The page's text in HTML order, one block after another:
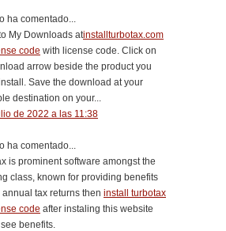
ha comentado...
My Downloads atinstallturbotax.com
code with license code. Click on
arrow beside the product you
Save the download at your
destination on your...
de 2022 a las 11:38
ha comentado...
is prominent software amongst the
class, known for providing benefits
tax returns then install turbotax
code after instaling this website
benefits.